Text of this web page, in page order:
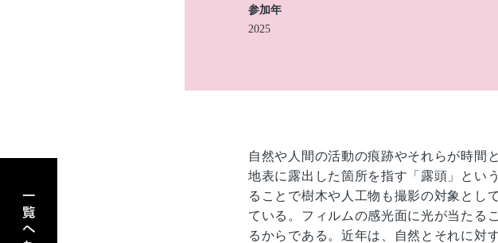
参加年
2025
自然や人間の活動の痕跡やそれらが時間
地表に露出した箇所を指す「露頭」とい
ることで樹木や人工物も撮影の対象とし
ている。フィルムの感光面に光が当たる
るからである。近年は、自然とそれに対